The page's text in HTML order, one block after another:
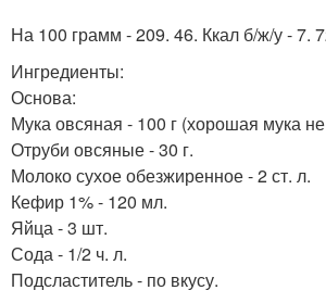
На 100 грамм - 209. 46. Ккал б/ж/у - 7.
Ингредиенты:
Основа:
Мука овсяная - 100 г (хорошая мука
Отруби овсяные - 30 г.
Молоко сухое обезжиренное - 2 ст. л.
Кефир 1% - 120 мл.
Яйца - 3 шт.
Сода - 1/2 ч. л.
Подсластитель - по вкусу.